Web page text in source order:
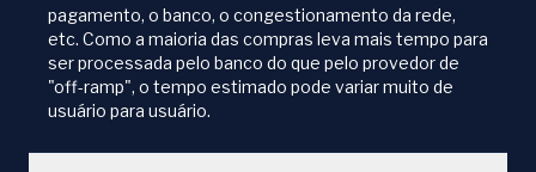
pagamento, o banco, o congestionamento da rede,
etc. Como a maioria das compras leva mais tempo para
ser processada pelo banco do que pelo provedor de
"off-ramp", o tempo estimado pode variar muito de
usuário para usuário.